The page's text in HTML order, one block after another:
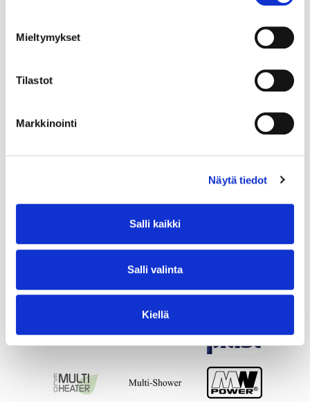
Mieltymykset
Tilastot
Markkinointi
Näytä tiedot
Salli kaikki
Salli valinta
Kiellä